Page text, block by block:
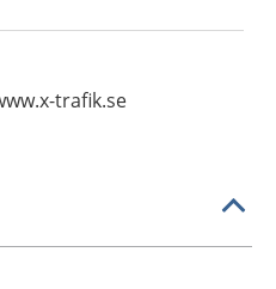
trafik.se